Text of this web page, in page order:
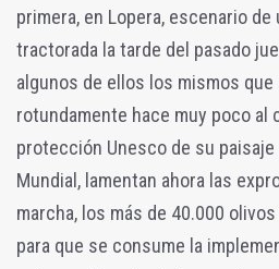
primera, en Lopera, escenario
tractorada la tarde del pasado
algunos de ellos los mismos
rotundamente hace muy poco al
protección Unesco de su
Mundial, lamentan ahora las
marcha, los más de 40.000
para que se consume la